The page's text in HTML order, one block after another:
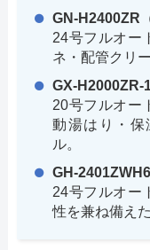
GN-H2400ZR
24号フルオー
ネ・配管クリ
GX-H2000ZR-
20号フルオー
動湯はり・
ル。
GH-
24号フルオー
性を兼ね備え